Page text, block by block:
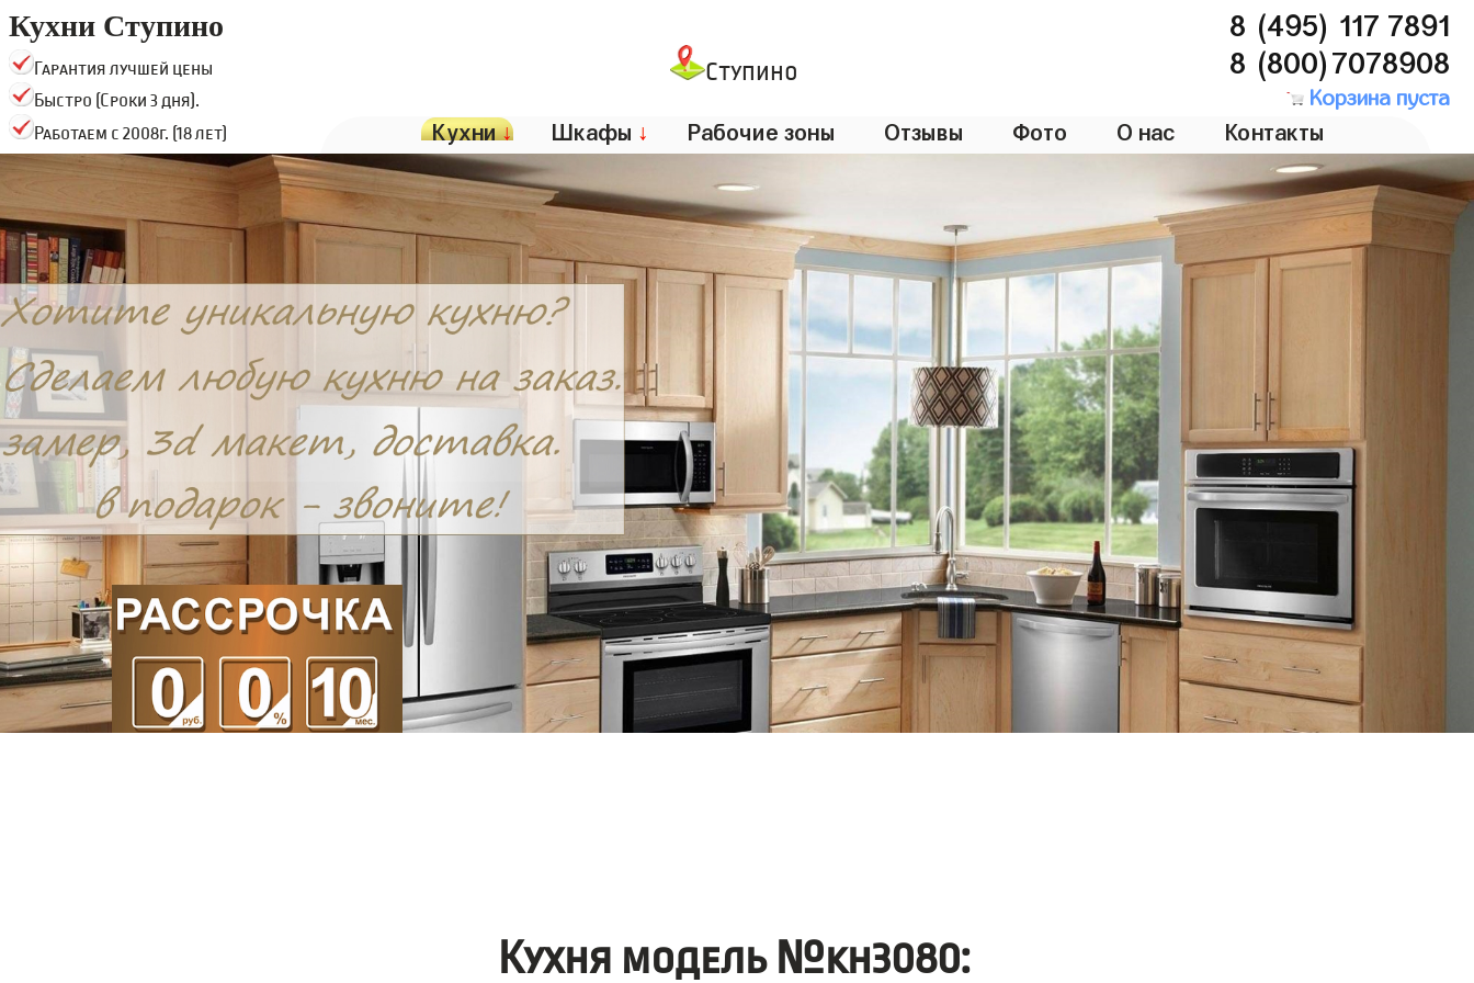
Кухни Ступино
Гарантия лучшей цены
Быстро (Сроки 3 дня).
Работаем с 2008г. (18 лет)
Ступино
8 (495) 117 7891
8 (800)7078908
Корзина пуста
Кухни↓ Шкафы ↓ Рабочие зоны Отзывы Фото О нас Контакты
Кухня модель №kh3080: